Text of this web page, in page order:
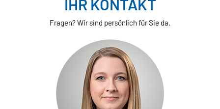
IHR KONTAKT
Fragen? Wir sind persönlich für Sie da.